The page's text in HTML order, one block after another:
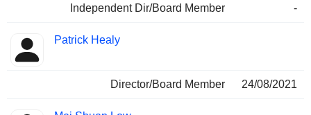
Independent Dir/Board Member
-
Patrick Healy
Director/Board Member 24/08/2021